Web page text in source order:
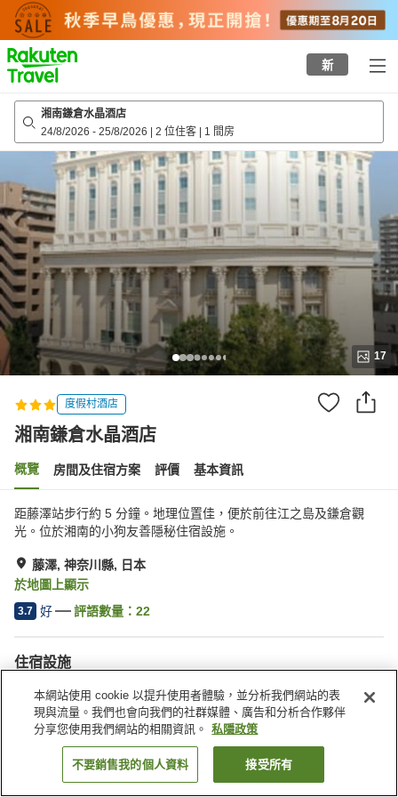
to
top
page
新
湘南鎌倉水晶酒店
24/8/2026 - 25/8/2026 | 2 位住客 | 1 間房
17
度假村酒店
湘南鎌倉水晶酒店
概覽 房間及住宿方案 評價 基本資訊
距藤澤站步行約 5 分鐘。地理位置佳，便於前往江之島及鎌倉觀
光。位於湘南的小狗友善隱秘住宿設施。
藤澤, 神奈川縣, 日本
於地圖上顯示
3.7 好 評語數量： 22
住宿設施
停車場
水療/美容院
休息室
寵物友善
找客房
本網站使用 cookie 以提升使用者體驗，並分析我們網站的表
現與流量。我們也會向我們的社群媒體、廣告和分析合作夥伴
分享您使用我們網站的相關資訊。
私隱政策
不要銷售我的個人資料 接受所有